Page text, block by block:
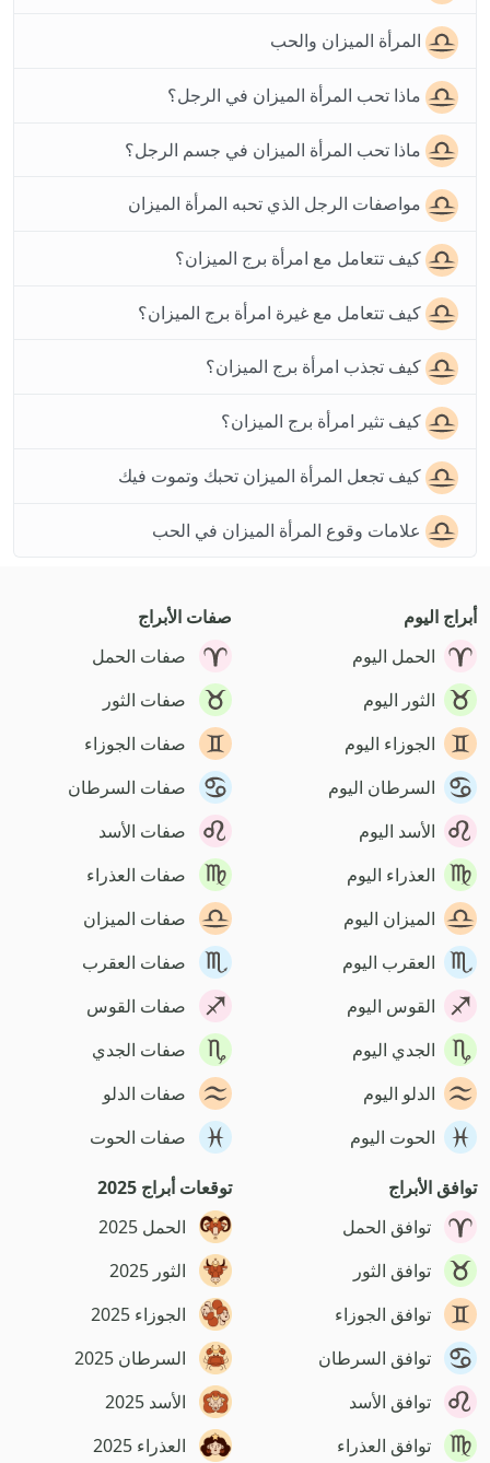
المرأة الميزان والحب
ماذا تحب المرأة الميزان في الرجل؟
ماذا تحب المرأة الميزان في جسم الرجل؟
مواصفات الرجل الذي تحبه المرأة الميزان
كيف تتعامل مع امرأة برج الميزان؟
كيف تتعامل مع غيرة امرأة برج الميزان؟
كيف تجذب امرأة برج الميزان؟
كيف تثير امرأة برج الميزان؟
كيف تجعل المرأة الميزان تحبك وتموت فيك
علامات وقوع المرأة الميزان في الحب
أبراج اليوم
الحمل اليوم
الثور اليوم
الجوزاء اليوم
السرطان اليوم
الأسد اليوم
العذراء اليوم
الميزان اليوم
العقرب اليوم
القوس اليوم
الجدي اليوم
الدلو اليوم
الحوت اليوم
صفات الأبراج
صفات الحمل
صفات الثور
صفات الجوزاء
صفات السرطان
صفات الأسد
صفات العذراء
صفات الميزان
صفات العقرب
صفات القوس
صفات الجدي
صفات الدلو
صفات الحوت
توافق الأبراج
توافق الحمل
توافق الثور
توافق الجوزاء
توافق السرطان
توافق الأسد
توافق العذراء
توقعات أبراج 2025
الحمل 2025
الثور 2025
الجوزاء 2025
السرطان 2025
الأسد 2025
العذراء 2025